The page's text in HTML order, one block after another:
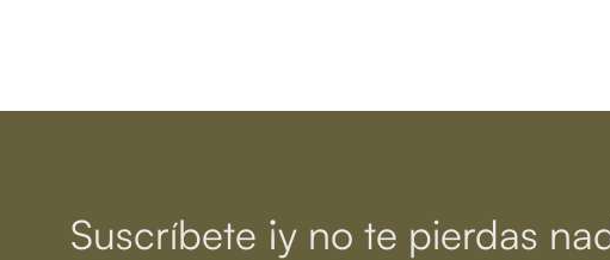
Suscríbete ¡y no te pierdas